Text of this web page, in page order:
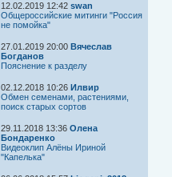
12.02.2019 12:42 swan
Общероссийские митинги "Россия
не помойка"
27.01.2019 20:00 Вячеслав
Богданов
Пояснение к разделу
02.12.2018 10:26 Илвир
Обмен семенами, растениями,
поиск старых сортов
29.11.2018 13:36 Олена
Бондаренко
Видеоклип Алёны Ириной
"Капелька"